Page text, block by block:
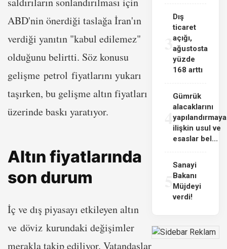
ABD'nin önerdiği taslağa İran'ın
verdiği yanıtın "kabul edilemez"
olduğunu belirtti. Söz konusu
gelişme petrol fiyatlarını yukarı
taşırken, bu gelişme altın fiyatları
üzerinde baskı yaratıyor.
Altın fiyatlarında
son durum
İç ve dış piyasayı etkileyen altın
ve döviz kurundaki değişimler
merakla takip ediliyor. Vatandaşlar
3
Dış
ticaret
açığı,
ağustosta
yüzde
168 arttı
4
Gümrük
alacaklarını
yapılandırmaya
ilişkin usul ve
esaslar bel...
Sanayi
Bakanı
Müjdeyi
verdi!